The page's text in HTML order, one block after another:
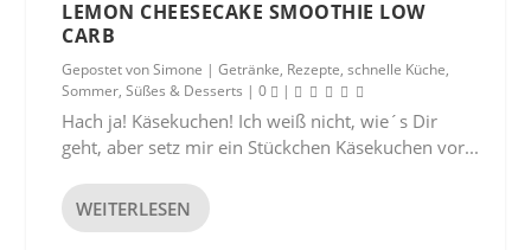
LEMON CHEESECAKE SMOOTHIE LOW
CARB
Gepostet vonSimone |Getränke, Rezepte,schnelle Küche,
Sommer,Süßes & Desserts |0 |
Hach ja! Käsekuchen! Ich weiß nicht, wie´s Dir
geht, aber setz mir ein Stückchen Käsekuchen vor...
WEITERLESEN